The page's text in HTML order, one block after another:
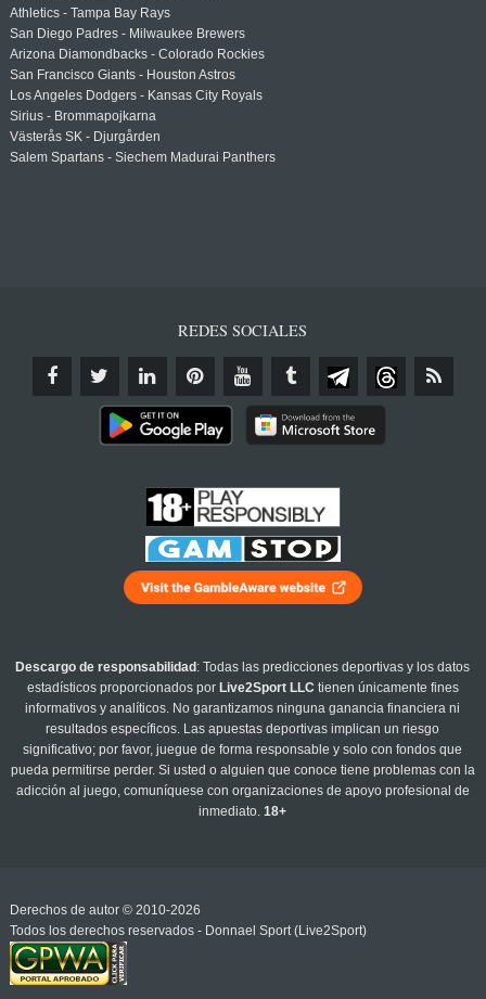
Athletics - Tampa Bay Rays
San Diego Padres - Milwaukee Brewers
Arizona Diamondbacks - Colorado Rockies
San Francisco Giants - Houston Astros
Los Angeles Dodgers - Kansas City Royals
Sirius - Brommapojkarna
Västerås SK - Djurgården
Salem Spartans - Siechem Madurai Panthers
REDES SOCIALES
Descargo de responsabilidad : Todas las predicciones deportivas y los datos
estadísticos proporcionados por Live2Sport LLC tienen únicamente fines
informativos y analíticos. No garantizamos ninguna ganancia financiera ni
resultados específicos. Las apuestas deportivas implican un riesgo
significativo; por favor, juegue de forma responsable y solo con fondos que
pueda permitirse perder. Si usted o alguien que conoce tiene problemas con la
adicción al juego, comuníquese con organizaciones de apoyo profesional de
inmediato.18+
Derechos de autor © 2010-2026
Todos los derechos reservados - Donnael Sport (Live2Sport)